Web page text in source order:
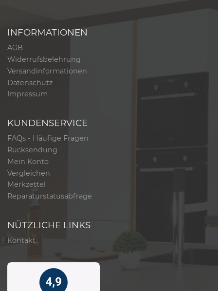
INFORMATIONEN
AGB
Widerrufsbelehrung
Versandinformationen
Datenschutz
Impressum
KUNDENSERVICE
FAQs - Häufige Fragen
Rücksendung
Mein Konto
Vergleichen
Merkzettel
Reparaturstatusabfrage
NÜTZLICHE LINKS
Kontakt